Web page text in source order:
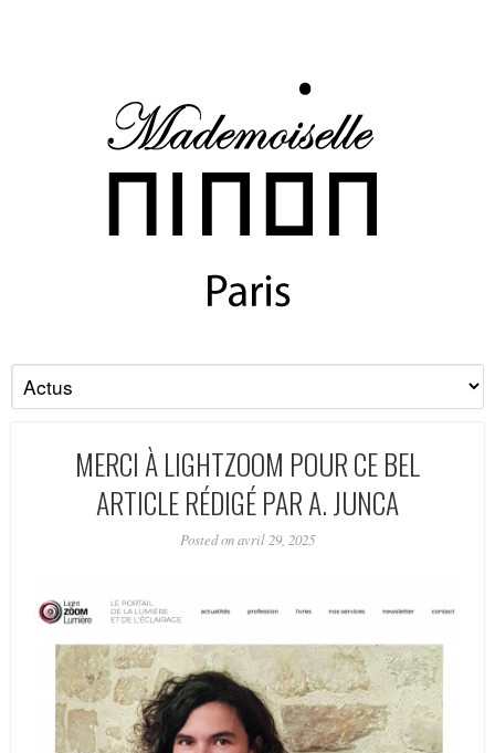
MERCI À LIGHTZOOM POUR CE BEL
ARTICLE RÉDIGÉ PAR A. JUNCA
Posted on avril 29, 2025